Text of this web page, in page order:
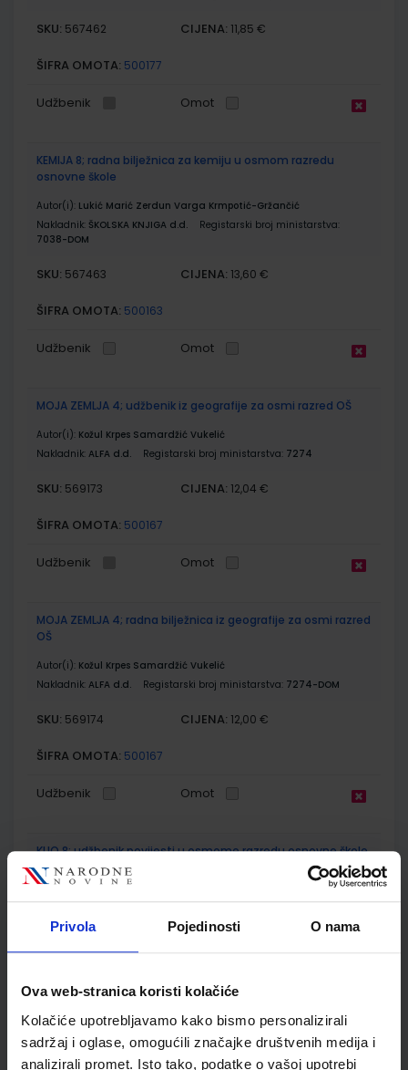
Privola Pojedinosti O nama
Ova web-stranica koristi kolačiće
Kolačiće upotrebljavamo kako bismo personalizirali
sadržaj i oglase, omogućili značajke društvenih medija i
analizirali promet. Isto tako, podatke o vašoj upotrebi
SKU: 567462 CIJENA: 11,85 €
ŠIFRA OMOTA: 500177
Udžbenik Omot
KEMIJA 8; radna bilježnica za kemiju u osmom razredu
osnovne škole
Autor(i): Lukić Marić Zerdun Varga Krmpotić-Gržančić
Nakladnik: ŠKOLSKA KNJIGA d.d.
Registarski broj ministarstva:
7038-DOM
SKU: 567463 CIJENA: 13,60 €
ŠIFRA OMOTA: 500163
Udžbenik Omot
MOJA ZEMLJA 4; udžbenik iz geografije za osmi razred OŠ
Autor(i): Kožul Krpes Samardžić Vukelić
Nakladnik: ALFA d.d. Registarski broj ministarstva: 7274
SKU: 569173 CIJENA: 12,04 €
ŠIFRA OMOTA: 500167
Udžbenik Omot
MOJA ZEMLJA 4; radna bilježnica iz geografije za osmi razred
OŠ
Autor(i): Kožul Krpes Samardžić Vukelić
Nakladnik: ALFA d.d. Registarski broj ministarstva: 7274-DOM
SKU: 569174 CIJENA: 12,00 €
ŠIFRA OMOTA: 500167
Udžbenik Omot
KLIO 8; udžbenik povijesti u osmome razredu osnovne škole
s dodatnim digitalnim sadržajima
SKU:569181
ŠIFRA OMOTA: 500431
Udžbenik Omot